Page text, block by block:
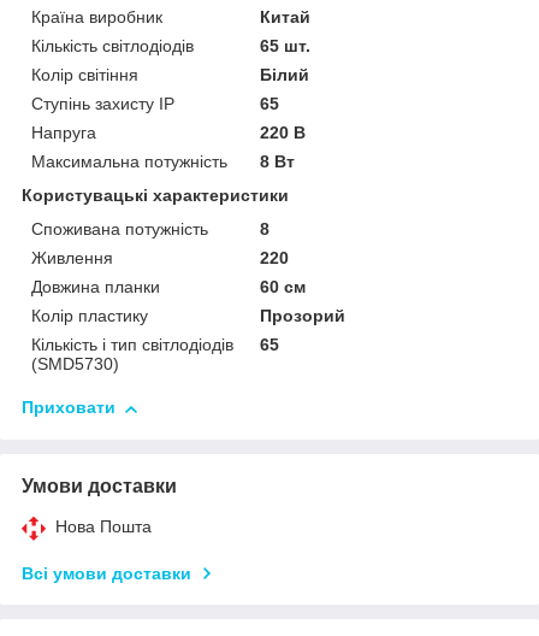
Країна виробник
Китай
Кількість світлодіодів
65 шт.
Колір світіння
Білий
Ступінь захисту IP
65
Напруга
220 В
Максимальна потужність
8 Вт
Користувацькі характеристики
Споживана потужність
8
Живлення
220
Довжина планки
60 см
Колір пластику
Прозорий
Кількість і тип світлодіодів
(SMD5730)
65
Приховати
Умови доставки
Нова Пошта
Всі умови доставки